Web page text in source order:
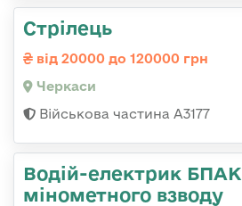
Стрілець
від 20000 до 120000 грн
Черкаси
Військова частина А3177
Водій-електрик БПАК
мінометного взводу